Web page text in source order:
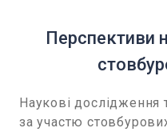
Перспективи
Наукові дослідження
за участю